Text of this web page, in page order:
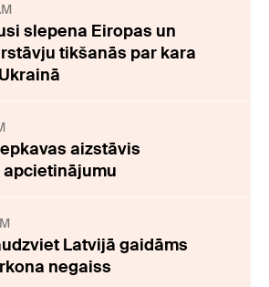
slepena Eiropas un
tikšanās par kara
aizstāvis
Latvijā gaidāms
negaiss